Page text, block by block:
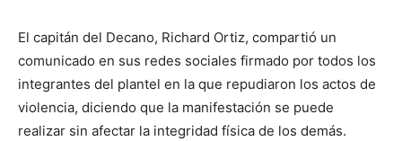
El capitán del Decano, Richard Ortiz, compartió un
comunicado en sus redes sociales firmado por todos los
integrantes del plantel en la que repudiaron los actos de
violencia, diciendo que la manifestación se puede
realizar sin afectar la integridad física de los demás.